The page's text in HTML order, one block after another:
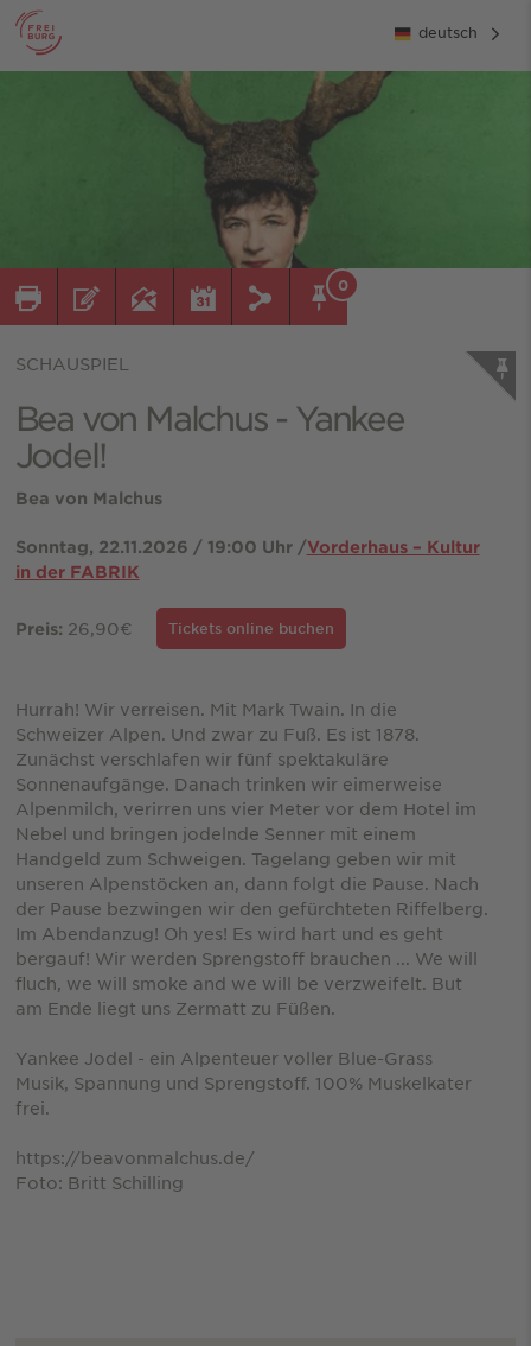
deutsch
0
SCHAUSPIEL
Bea von Malchus - Yankee
Jodel!
Bea von Malchus
Sonntag, 22.11.2026 / 19:00 Uhr /Vorderhaus – Kultur
in der FABRIK
Preis: 26,90€ Tickets online buchen
Hurrah! Wir verreisen. Mit Mark Twain. In die
Schweizer Alpen. Und zwar zu Fuß. Es ist 1878.
Zunächst verschlafen wir fünf spektakuläre
Sonnenaufgänge. Danach trinken wir eimerweise
Alpenmilch, verirren uns vier Meter vor dem Hotel im
Nebel und bringen jodelnde Senner mit einem
Handgeld zum Schweigen. Tagelang geben wir mit
unseren Alpenstöcken an, dann folgt die Pause. Nach
der Pause bezwingen wir den gefürchteten Riffelberg.
Im Abendanzug! Oh yes! Es wird hart und es geht
bergauf! Wir werden Sprengstoff brauchen ... We will
fluch, we will smoke and we will be verzweifelt. But
am Ende liegt uns Zermatt zu Füßen.
Yankee Jodel - ein Alpenteuer voller Blue-Grass
Musik, Spannung und Sprengstoff. 100% Muskelkater
frei.
https://beavonmalchus.de/
Foto: Britt Schilling